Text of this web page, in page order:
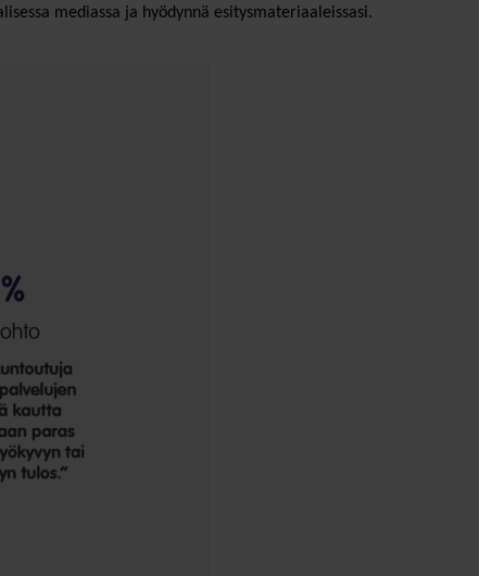
mediassa ja hyödynnä esitysmateriaaleissasi.